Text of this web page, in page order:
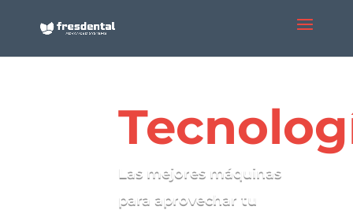
Las mejores máquinas
para aprovechar tu